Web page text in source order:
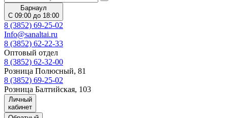
Барнаул
С 09:00 до 18:00
8 (3852) 69-25-02
Info@sanaltai.ru
8 (3852) 62-22-33
Оптовый отдел
8 (3852) 62-32-00
Розница Полюсный, 81
8 (3852) 69-25-02
Розница Балтийская, 103
Личный
кабинет